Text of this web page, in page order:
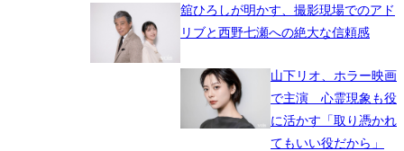
舘ひろしが明かす、撮影現場でのアド
リブと西野七瀬への絶大な信頼感
山下リオ、ホラー映画
で主演 心霊現象も役
に活かす「取り憑かれ
てもいい役だから」